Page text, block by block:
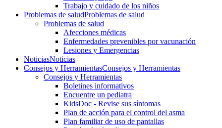
Trabajo y cuidado de los niños
Problemas de saludProblemas de salud
Problemas de salud
Afecciones médicas
Enfermedades prevenibles por vacunación
Lesiones y Emergencias
NoticiasNoticias
Consejos y HerramientasConsejos y Herramientas
Consejos y Herramientas
Boletines informativos
Encuentre un pediatra
KidsDoc - Revise sus síntomas
Plan de acción para el control del asma
Plan familiar de uso de pantallas